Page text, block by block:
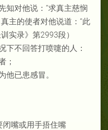
知对他说：“求真主慈悯
主的使者对他说道：“此
实录》第2993段）
下不回答打喷嚏的人：
；
他已患感冒。
闭嘴或用手捂住嘴